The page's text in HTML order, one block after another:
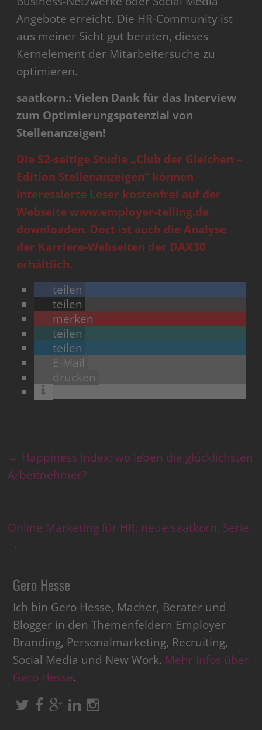
Angebote erreicht. Die HR-Community ist
aus meiner Sicht gut beraten, dieses
Kernelement der Mitarbeitersuche zu
optimieren.
saatkorn.: Vielen Dank für das Interview
zum Optimierungspotenzial von
Stellenanzeigen!
Die 52-seitige Studie „Club der Gleichen –
Edition Stellenanzeigen“ können
interessierte Leser kostenfrei auf der
Webseitewww.employer-telling.de
downloaden. Dort ist auch die Analyse
der Karriere-Webseiten der DAX30
erhältlich.
teilen
teilen
merken
teilen
teilen
E-Mail
drucken
← Happiness Index: wo leben die glücklichsten
Arbeitnehmer?
Online Marketing für HR: neue saatkorn. Serie
→
Gero Hesse
Ich bin Gero Hesse, Macher, Berater und
Blogger in den Themenfeldern Employer
Branding, Personalmarketing, Recruiting,
Social Media und New Work. Mehr Infos über
Gero Hesse.